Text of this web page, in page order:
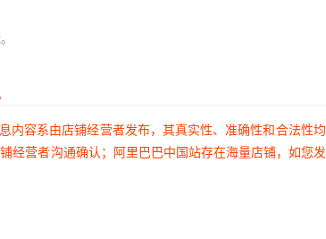
内容系由店铺经营者发布，其真实性、准确性和合法性
经营者沟通确认；阿里巴巴中国站存在海量店铺，如您